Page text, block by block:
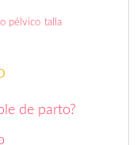
pélvico talla
de parto?